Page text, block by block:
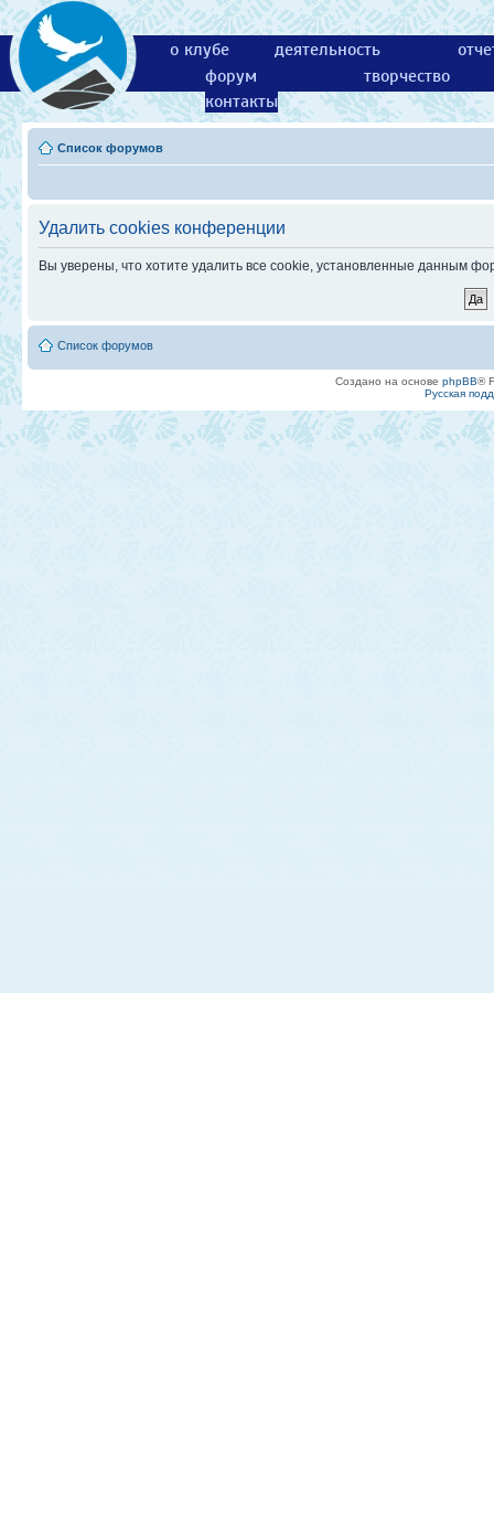
о клубе деятельность
форум
творчество
контакты
Список форумов
Удалить cookies конференции
Вы уверены, что хотите удалить все cookie, установленные данным
Список форумов
Создано на основе phpBB®
Русская